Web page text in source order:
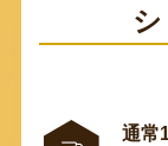
通常